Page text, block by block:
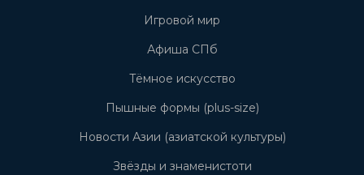
Игровой мир
Афиша СПб
Тёмное искусство
Пышные формы (plus-size)
Новости Азии (азиатской культуры)
Звёзды и знаменистоти